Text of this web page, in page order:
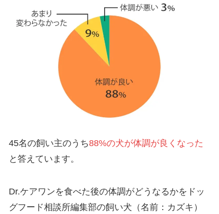
45名の飼い主のうち88%の犬が体調が良くなった
と答えています。
Dr.ケアワンを食べた後の体調がどうなるかをドッ
グフード相談所編集部の飼い犬（名前：カズキ）